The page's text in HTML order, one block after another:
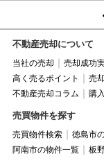
不動産売却について
当社の売却 売却成功
高く売るポイント
売
不動産売却コラム
購
売買物件を探す
売買物件検索 徳島市
阿南市の物件一覧
板